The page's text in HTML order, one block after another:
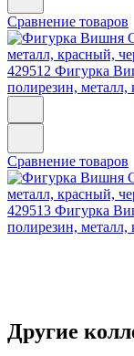
Сравнение товаров
429512 Фигурка
полирезин,
Сравнение товаров
429513 Фигурка
полирезин,
Другие